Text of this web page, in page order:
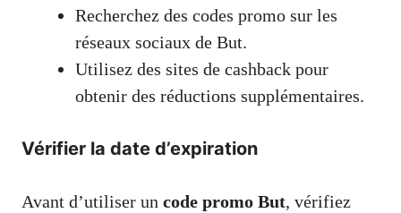
Recherchez des codes promo sur les
réseaux sociaux de But.
Utilisez des sites de cashback pour
obtenir des réductions supplémentaires.
Vérifier la date d’expiration
Avant d’utiliser un code promo But, vérifiez